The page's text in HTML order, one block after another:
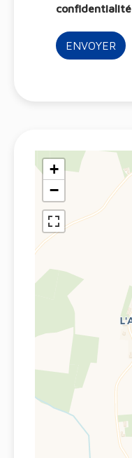
confidentialité
ENVOYER
+
−